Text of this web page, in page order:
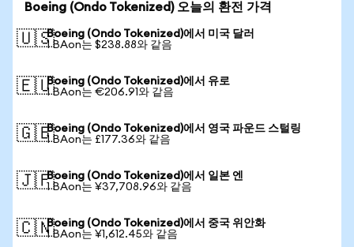
Boeing (Ondo Tokenized) 오늘의 환전 가격
🇺🇸Boeing (Ondo Tokenized)에서 미국 달러
1 BAon는 $238.88와 같음
🇪🇺Boeing (Ondo Tokenized)에서 유로
1 BAon는 €206.91와 같음
🇬🇧Boeing (Ondo Tokenized)에서 영국 파운드 스털링
1 BAon는 £177.36와 같음
🇯🇵Boeing (Ondo Tokenized)에서 일본 엔
1 BAon는 ¥37,708.96와 같음
🇨🇳Boeing (Ondo Tokenized)에서 중국 위안화
1 BAon는 ¥1,612.45와 같음